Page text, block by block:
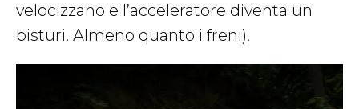
velocizzano e l’acceleratore diventa un
bisturi. Almeno quanto i freni).